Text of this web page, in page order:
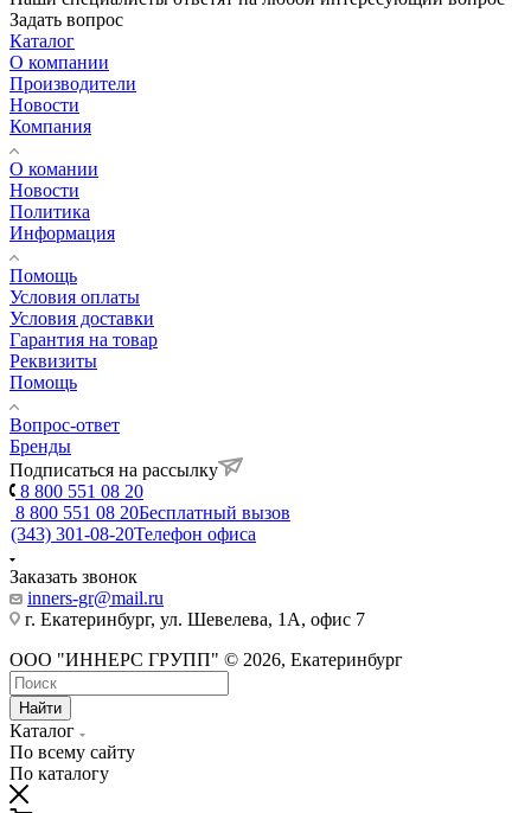
Задать вопрос
Каталог
О компании
Производители
Новости
Компания
О комании
Новости
Политика
Информация
Помощь
Условия оплаты
Условия доставки
Гарантия на товар
Реквизиты
Помощь
Вопрос-ответ
Бренды
Подписаться на рассылку
8 800 551 08 20
8 800 551 08 20Бесплатный вызов
(343) 301-08-20Телефон офиса
Заказать звонок
inners-gr@mail.ru
г. Екатеринбург, ул. Шевелева, 1А, офис 7
ООО "ИННЕРС ГРУПП" © 2026, Екатеринбург
Найти
Каталог
По всему сайту
По каталогу